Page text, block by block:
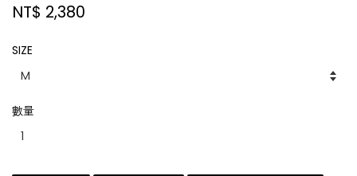
NT$ 2,380
SIZE
數量